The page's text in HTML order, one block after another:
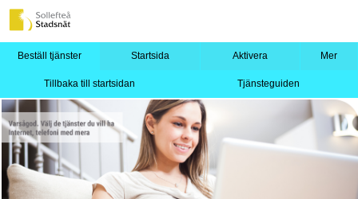
Beställ tjänster Startsida Aktivera Mer
Tillbaka till startsidan Tjänsteguiden